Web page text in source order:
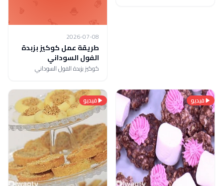
2026-07-08
طريقة عمل كوكيز بزبدة
الفول السوداني
كوكيز بزبدة الفول السوداني
فيديو فيديو